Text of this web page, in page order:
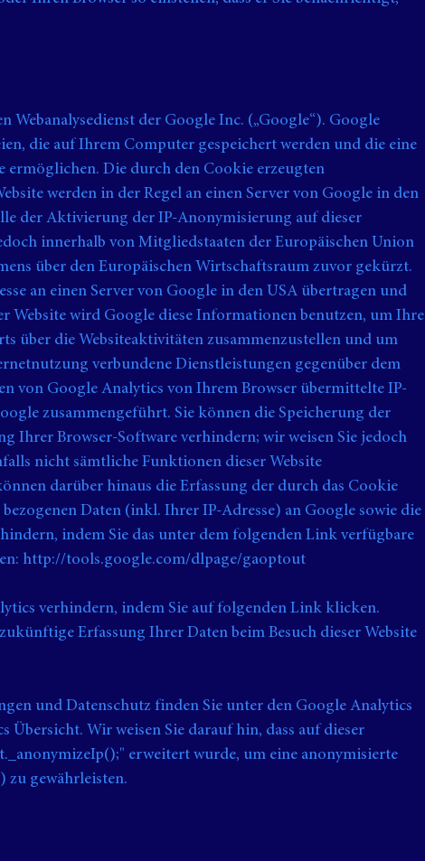
Webanalysedienst der Google Inc. („Google“). Google
die auf Ihrem Computer gespeichert werden und die eine
ermöglichen. Die durch den Cookie erzeugten
werden in der Regel an einen Server von Google in den
der Aktivierung der IP-Anonymisierung auf dieser
innerhalb von Mitgliedstaaten der Europäischen Union
über den Europäischen Wirtschaftsraum zuvor gekürzt.
an einen Server von Google in den USA übertragen und
Website wird Google diese Informationen benutzen, um Ihre
über die Websiteaktivitäten zusammenzustellen und um
verbundene Dienstleistungen gegenüber dem
von Google Analytics von Ihrem Browser übermittelte IP-
zusammengeführt. Sie können die Speicherung der
Ihrer Browser-Software verhindern; wir weisen Sie jedoch
nicht sämtliche Funktionen dieser Website
darüber hinaus die Erfassung der durch das Cookie
Daten (inkl. Ihrer IP-Adresse) an Google sowie die
indem Sie das unter dem folgenden Link verfügbare
http://tools.google.com/dlpage/gaoptout
verhindern, indem Sie auf folgenden Link klicken.
Erfassung Ihrer Daten beim Besuch dieser Website
und Datenschutz finden Sie unter den Google Analytics
Wir weisen Sie darauf hin, dass auf dieser
erweitert wurde, um eine anonymisierte
zu gewährleisten.